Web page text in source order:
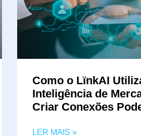
Como o LïnkAI
Inteligência de
Criar Conexões
LER MAIS »